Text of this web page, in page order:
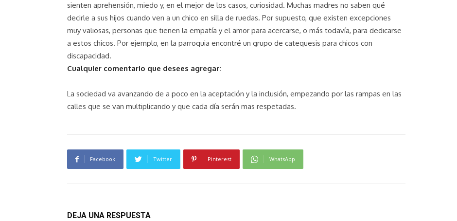
sienten aprehensión, miedo y, en el mejor de los casos, curiosidad. Muchas madres no saben qué
decirle a sus hijos cuando ven a un chico en silla de ruedas. Por supuesto, que existen excepciones
muy valiosas, personas que tienen la empatía y el amor para acercarse, o más todaví­a, para dedicarse
a estos chicos. Por ejemplo, en la parroquia encontré un grupo de catequesis para chicos con
discapacidad.
Cualquier comentario que desees agregar:
La sociedad va avanzando de a poco en la aceptación y la inclusión, empezando por las rampas en las
calles que se van multiplicando y que cada día serán mas respetadas.
Facebook Twitter Pinterest WhatsApp
DEJA UNA RESPUESTA